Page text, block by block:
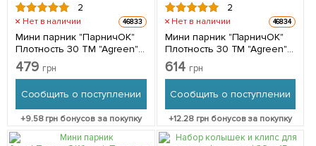
2
Нет в наличии 46833
Мини парник "ПарничОК"
Плотность 30 ТМ "Agreen"
5м
479 грн
Сообщить о поступлении
+9.58грн бонусов за покупку
2
Нет в наличии 46834
Мини парник "ПарничОК"
Плотность 30 ТМ "Agreen"
7м
614 грн
Сообщить о поступлении
+12.28грн бонусов за покупку